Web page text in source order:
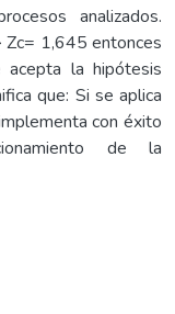
analizados.
Zc= 1,645 entonces
la hipótesis
que: Si se aplica
con éxito
de la